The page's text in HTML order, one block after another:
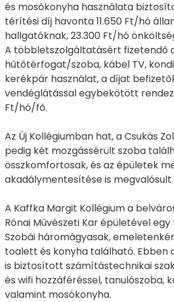
és mosókonyha használata
térítési díj havonta 11.650 Ft/hó
hallgatóknak, 23.300 Ft/hó
A többletszolgáltatásért fizetendő
hűtőtérfogat/szoba, kábel TV,
kerékpár használat, a díjat
vendéglátással egybekötött
Ft/hó/fő.
Az Új Kollégiumban hat, a Csukás
pedig két mozgássérült szoba
összkomfortosak, és az épületek
akadálymentesítése is megvalósult.
A Kaffka Margit Kollégium a
Rónai Művészeti Kar épületével
Szobái háromágyasak,
toalett és konyha található. Ebben
is biztosított számítástechnikai
és wifi hozzáféréssel, tanulószoba,
valamint mosókonyha.